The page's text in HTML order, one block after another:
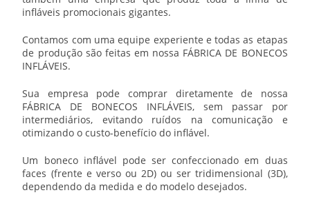
infláveis promocionais gigantes.
Contamos com uma equipe experiente e todas as etapas
de produção são feitas em nossa FÁBRICA DE BONECOS
INFLÁVEIS.
Sua empresa pode comprar diretamente de nossa
FÁBRICA DE BONECOS INFLÁVEIS, sem passar por
intermediários, evitando ruídos na comunicação e
otimizando o custo-benefício do inflável.
Um boneco inflável pode ser confeccionado em duas
faces (frente e verso ou 2D) ou ser tridimensional (3D),
dependendo da medida e do modelo desejados.